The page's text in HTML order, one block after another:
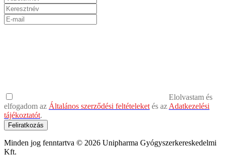
Elolvastam és
elfogadom az Általános szerződési feltételeketés azAdatkezelési
tájékoztatót.
Feliratkozás
Minden jog fenntartva © 2026 Unipharma Gyógyszerkereskedelmi
Kft.